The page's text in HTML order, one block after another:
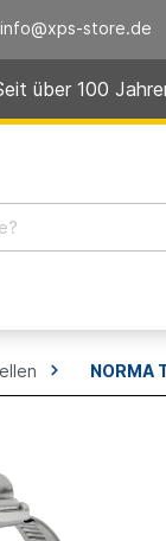
store.de
über 100
NORMA